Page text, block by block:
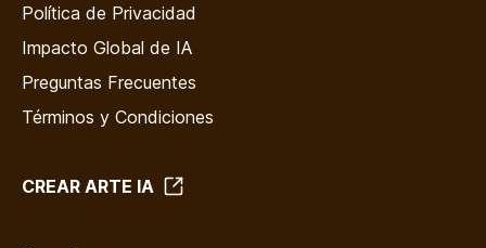
Política de Privacidad
Impacto Global de IA
Preguntas Frecuentes
Términos y Condiciones
CREAR ARTE IA